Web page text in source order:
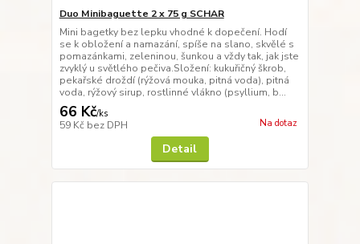
Duo Minibaguette 2 x 75 g SCHAR
Mini bagetky bez lepku vhodné k dopečení. Hodí
se k obložení a namazání, spíše na slano, skvělé s
pomazánkami, zeleninou, šunkou a vždy tak, jak jste
zvyklý u světlého pečiva.Složení: kukuřičný škrob,
pekařské droždí (rýžová mouka, pitná voda), pitná
voda, rýžový sirup, rostlinné vlákno (psyllium, b...
66 Kč/ks
59 Kč bez DPH Na dotaz
Detail